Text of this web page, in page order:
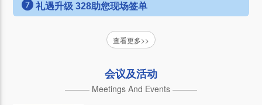
礼遇升级 328助您现场签单
查看更多>>
会议及活动
——— Meetings And Events ———